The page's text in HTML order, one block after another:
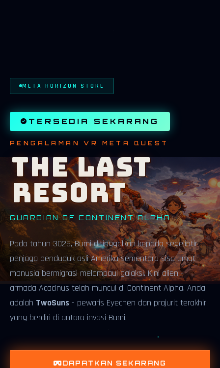
META HORIZON STORE
TERSEDIA SEKARANG
PENGALAMAN VR META QUEST
THE LAST
RESORT
GUARDIAN OF CONTINENT ALPHA
Pada tahun 3025, Bumi ditinggalkan kepada segelintir
penjaga penduduk asli Amerika sementara sisa umat
manusia bermigrasi melampaui galaksi. Kini alien -
armada Acacinus telah muncul di Continent Alpha. Anda
adalah TwoSuns - pewaris Eyechen dan prajurit terakhir
yang berdiri di antara invasi Bumi.
DAPATKAN SEKARANG